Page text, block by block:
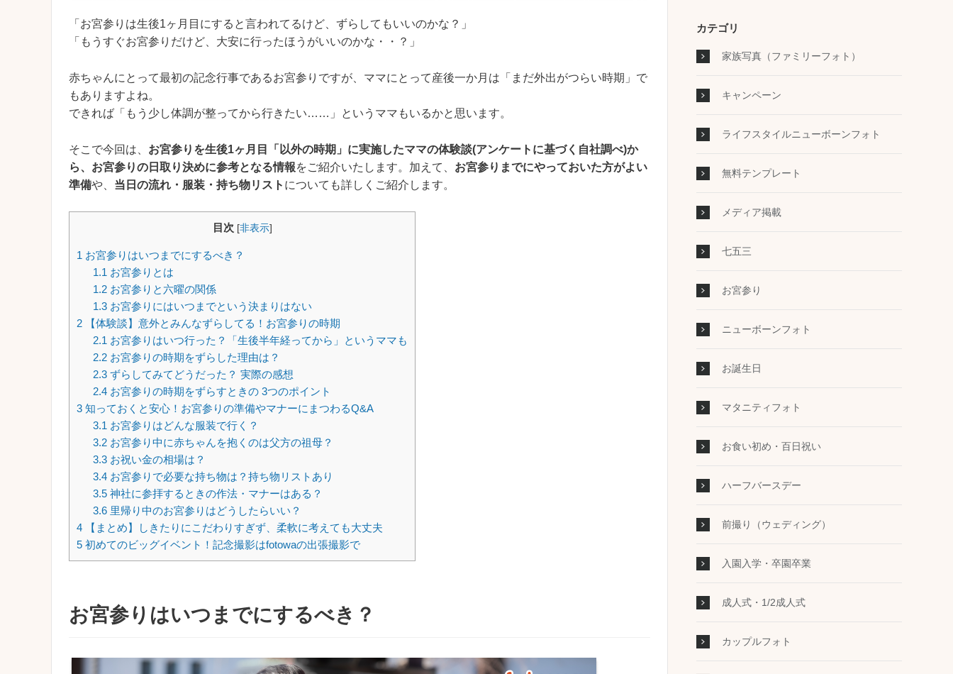
「お宮参りは生後1ヶ月目にすると言われてるけど、ずらしてもいいのかな？」
「もうすぐお宮参りだけど、大安に行ったほうがいいのかな・・？」
赤ちゃんにとって最初の記念行事であるお宮参りですが、ママにとって産後一か月は「まだ外出がつらい時期」で
もありますよね。
できれば「もう少し体調が整ってから行きたい……」というママもいるかと思います。
そこで今回は、 お宮参りを生後1ヶ月目「以外の時期」に実施したママの体験談(アンケートに基づく自社調べ)か
ら、お宮参りの日取り決めに参考となる情報をご紹介いたします。加えて、 お宮参りまでにやっておいた方がよい
準備や、 当日の流れ・服装・持ち物リスト についても詳しくご紹介します。
目次 [非表示]
1 お宮参りはいつまでにするべき？
1.1 お宮参りとは
1.2お宮参りと六曜の関係
1.3お宮参りにはいつまでという決まりはない
2 【体験談】意外とみんなずらしてる！お宮参りの時期
2.1 お宮参りはいつ行った？「生後半年経ってから」というママも
2.2お宮参りの時期をずらした理由は？
2.3ずらしてみてどうだった？ 実際の感想
2.4お宮参りの時期をずらすときの 3つのポイント
3 知っておくと安心！お宮参りの準備やマナーにまつわるQ&A
3.1 お宮参りはどんな服装で行く？
3.2お宮参り中に赤ちゃんを抱くのは父方の祖母？
3.3お祝い金の相場は？
3.4お宮参りで必要な持ち物は？持ち物リストあり
3.5神社に参拝するときの作法・マナーはある？
3.6里帰り中のお宮参りはどうしたらいい？
4 【まとめ】しきたりにこだわりすぎず、柔軟に考えても大丈夫
5 初めてのビッグイベント！記念撮影はfotowaの出張撮影で
お宮参りはいつまでにするべき？
カテゴリ
家族写真（ファミリーフォト）
キャンペーン
ライフスタイルニューボーンフォト
無料テンプレート
メディア掲載
七五三
お宮参り
ニューボーンフォト
お誕生日
マタニティフォト
お食い初め・百日祝い
ハーフバースデー
前撮り（ウェディング）
入園入学・卒園卒業
成人式・1/2成人式
カップルフォト